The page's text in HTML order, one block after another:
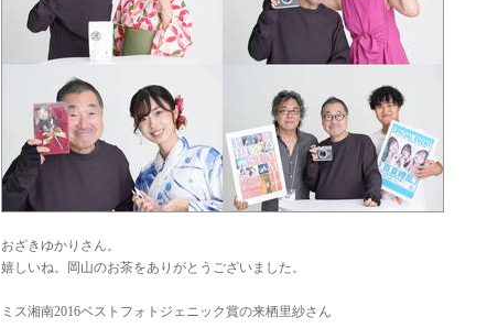
おざきゆかりさん。
嬉しいね。岡山のお茶をありがとうございました。
ミス湘南2016ベストフォトジェニック賞の来栖里紗さん